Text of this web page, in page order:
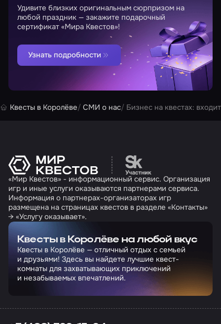
Удивите близких оригинальным сюрпризом на
любой праздник — закажите подарочный
сертификат «Мира Квестов»!
Узнать подробности
Квесты в Королёве СМИ о нас Бизнес на квестах:
Перейти на сайт
«Мир Квестов» - информационный сервис. Организация
игр и иные услуги оказываются партнерами сервиса.
Информация о партнерах-организаторах игр
размещена на страницах квестов в разделе «Контакты»
→ «Услугу оказывает».
Квесты в Королёве на любой вкус
Квесты в Королёве — отличный отдых с семьей
и друзьями! Здесь вы найдете лучшие квест-
комнаты для захватывающих приключений
и незабываемых впечатлений.